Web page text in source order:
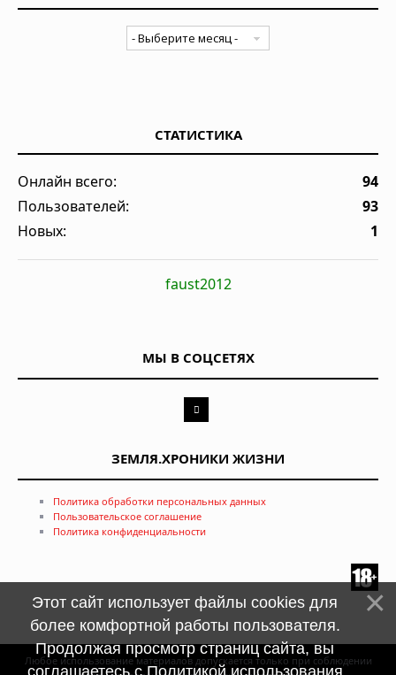
СТАТИСТИКА
Онлайн всего:
94
Пользователей:
93
Новых:
1
faust2012
МЫ В СОЦСЕТЯХ
ЗЕМЛЯ.ХРОНИКИ ЖИЗНИ
Политика обработки персональных данных
Пользовательское соглашение
Политика конфиденциальности
Любое использование материалов допускается только при соблюдении
Этот сайт использует файлы cookies для
более комфортной работы пользователя.
Продолжая просмотр страниц сайта, вы
соглашаетесь сПолитикой использования